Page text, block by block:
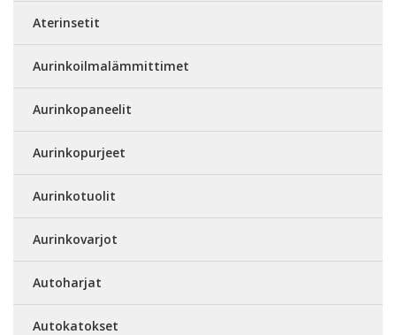
Aterinsetit
Aurinkoilmalämmittimet
Aurinkopaneelit
Aurinkopurjeet
Aurinkotuolit
Aurinkovarjot
Autoharjat
Autokatokset